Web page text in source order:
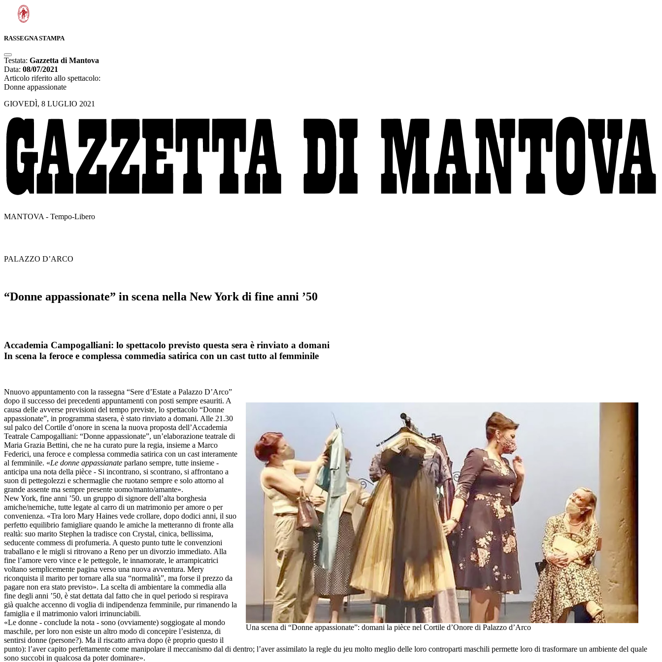
RASSEGNA STAMPA
Testata: Gazzetta di Mantova
Data: 08/07/2021
Articolo riferito allo spettacolo:
Donne appassionate
GIOVEDÌ, 8 LUGLIO 2021
MANTOVA - Tempo-Libero
PALAZZO D’ARCO
“Donne appassionate” in scena nella New York di fine anni ’50
Accademia Campogalliani: lo spettacolo previsto questa sera è rinviato a domani
In scena la feroce e complessa commedia satirica con un cast tutto al femminile
Una scena di “Donne appassionate”: domani la pièce nel Cortile d’Onore di Palazzo d’Arco
Nnuovo appuntamento con la rassegna “Sere d’Estate a Palazzo D’Arco”
dopo il successo dei precedenti appuntamenti con posti sempre esauriti. A
causa delle avverse previsioni del tempo previste, lo spettacolo “Donne
appassionate”, in programma stasera, è stato rinviato a domani. Alle 21.30
sul palco del Cortile d’onore in scena la nuova proposta dell’Accademia
Teatrale Campogalliani: “Donne appassionate”, un’elaborazione teatrale di
Maria Grazia Bettini, che ne ha curato pure la regia, insieme a Marco
Federici, una feroce e complessa commedia satirica con un cast interamente
al femminile. «Le donne appassianate parlano sempre, tutte insieme -
anticipa una nota della pièce - Si incontrano, si scontrano, si affrontano a
suon di pettegolezzi e schermaglie che ruotano sempre e solo attorno al
grande assente ma sempre presente uomo/manto/amante».
New York, fine anni ’50. un gruppo di signore dell’alta borghesia
amiche/nemiche, tutte legate al carro di un matrimonio per amore o per
convenienza. «Tra loro Mary Haines vede crollare, dopo dodici anni, il suo
perfetto equilibrio famigliare quando le amiche la metteranno di fronte alla
realtà: suo marito Stephen la tradisce con Crystal, cinica, bellissima,
seducente commess di profumeria. A questo punto tutte le convenzioni
traballano e le migli si ritrovano a Reno per un divorzio immediato. Alla
fine l’amore vero vince e le pettegole, le innamorate, le arrampicatrici
voltano semplicemente pagina verso una nuova avventura. Mery
riconquista il marito per tornare alla sua “normalità”, ma forse il prezzo da
pagare non era stato previsto». La scelta di ambientare la commedia alla
fine degli anni ’50, è stat dettata dal fatto che in quel periodo si respirava
già qualche accenno di voglia di indipendenza femminile, pur rimanendo la
famiglia e il matrimonio valori irrinunciabili.
«Le donne - conclude la nota - sono (ovviamente) soggiogate al mondo
maschile, per loro non esiste un altro modo di concepire l’esistenza, di
sentirsi donne (persone?). Ma il riscatto arriva dopo (è proprio questo il
punto): l’aver capito perfettamente come manipolare il meccanismo dal di dentro; l’aver assimilato la regle du jeu molto meglio delle loro controparti maschili permette loro di trasformare un ambiente del quale
sono succobi in qualcosa da poter dominare».